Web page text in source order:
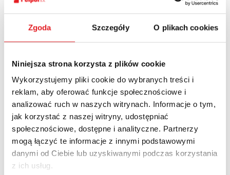
Zgoda Szczegóły O plikach cookies
Niniejsza strona korzysta z plików cookie
Wykorzystujemy pliki cookie do wybranych treści i
reklam, aby oferować funkcje społecznościowe i
analizować ruch w naszych witrynach. Informacje o tym,
jak korzystać z naszej witryny, udostępniać
społecznościowe, dostępne i analityczne. Partnerzy
mogą łączyć te informacje z innymi podstawowymi
danymi od Ciebie lub uzyskiwanymi podczas korzystania
z ich usług.
Download PDF
News Currents